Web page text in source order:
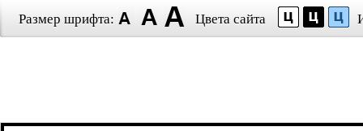
Размер шрифта: Цвета сайта